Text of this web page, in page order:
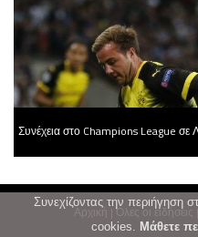
Συνέχεια στο Champions League σε
Αρχική |Όλες οι ειδήσεις
Συνεχίζοντας την περιήγηση
cookies. Μάθετε